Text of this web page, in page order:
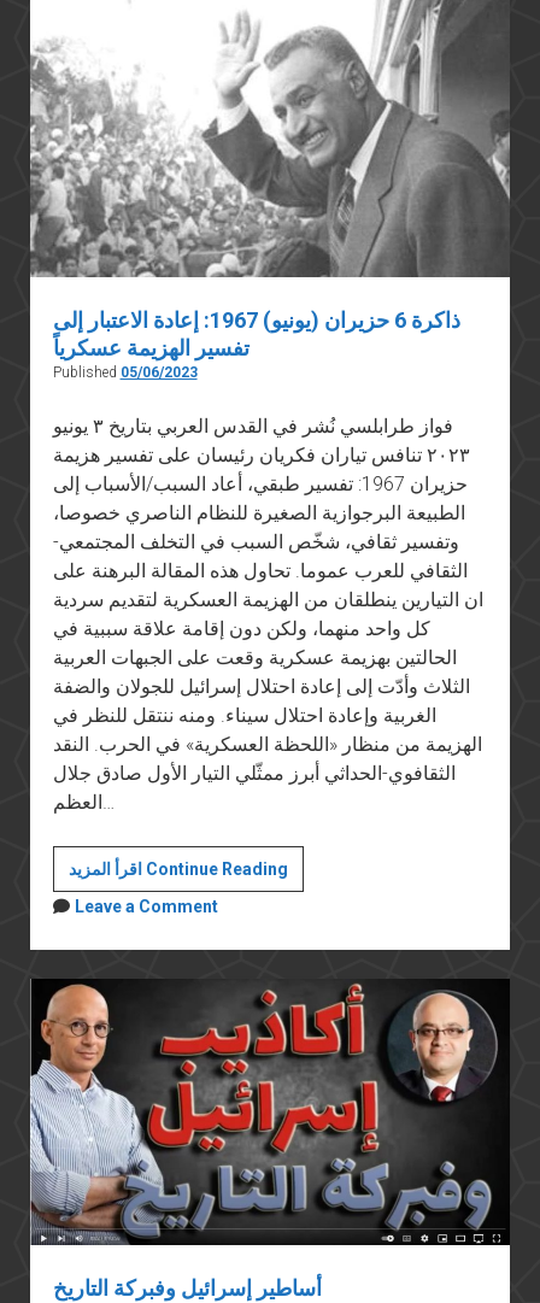
أسعد،
لكن
دفاع
عن
حريتنا
كلنا
ذاكرة 6 حزيران (يونيو) 1967: إعادة الاعتبار إلى
تفسير الهزيمة عسكرياً
Published 05/06/2023
فواز طرابلسي نُشر في القدس العربي بتاريخ ٣ يونيو
٢٠٢٣ تنافس تياران فكريان رئيسان على تفسير هزيمة
حزيران 1967: تفسير طبقي، أعاد السبب/الأسباب إلى
الطبيعة البرجوازية الصغيرة للنظام الناصري خصوصا،
وتفسير ثقافي، شخّص السبب في التخلف المجتمعي-
الثقافي للعرب عموما. تحاول هذه المقالة البرهنة على
ان التيارين ينطلقان من الهزيمة العسكرية لتقديم سردية
كل واحد منهما، ولكن دون إقامة علاقة سببية في
الحالتين بهزيمة عسكرية وقعت على الجبهات العربية
الثلاث وأدّت إلى إعادة احتلال إسرائيل للجولان والضفة
الغربية وإعادة احتلال سيناء. ومنه ننتقل للنظر في
الهزيمة من منظار «اللحظة العسكرية» في الحرب. النقد
الثقافوي-الحداثي أبرز ممثّلي التيار الأول صادق جلال
العظم…
اقرأ المزيد Continue Readingذاكرة
6
(يونيو)
إعادة
الاعتبار
إلى
تفسير
الهزيمة
عسكرياً
Leave a Comment
أساطير إسرائيل وفبركة التاريخ